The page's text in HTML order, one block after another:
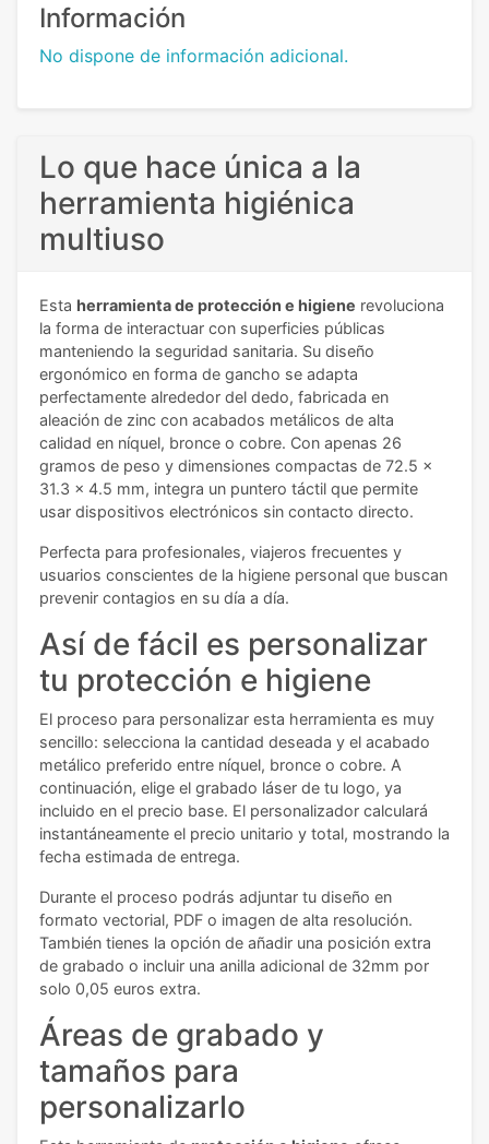
Información
No dispone de información adicional.
Lo que hace única a la
herramienta higiénica
multiuso
Esta herramienta de protección e higiene revoluciona
la forma de interactuar con superficies públicas
manteniendo la seguridad sanitaria. Su diseño
ergonómico en forma de gancho se adapta
perfectamente alrededor del dedo, fabricada en
aleación de zinc con acabados metálicos de alta
calidad en níquel, bronce o cobre. Con apenas 26
gramos de peso y dimensiones compactas de 72.5 x
31.3 x 4.5 mm, integra un puntero táctil que permite
usar dispositivos electrónicos sin contacto directo.
Perfecta para profesionales, viajeros frecuentes y
usuarios conscientes de la higiene personal que buscan
prevenir contagios en su día a día.
Así de fácil es personalizar
tu protección e higiene
El proceso para personalizar esta herramienta es muy
sencillo: selecciona la cantidad deseada y el acabado
metálico preferido entre níquel, bronce o cobre. A
continuación, elige el grabado láser de tu logo, ya
incluido en el precio base. El personalizador calculará
instantáneamente el precio unitario y total, mostrando la
fecha estimada de entrega.
Durante el proceso podrás adjuntar tu diseño en
formato vectorial, PDF o imagen de alta resolución.
También tienes la opción de añadir una posición extra
de grabado o incluir una anilla adicional de 32mm por
solo 0,05 euros extra.
Áreas de grabado y
tamaños para
personalizarlo